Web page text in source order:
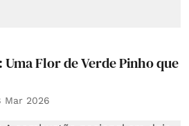
Flor de Verde Pinho que
Mar 2026